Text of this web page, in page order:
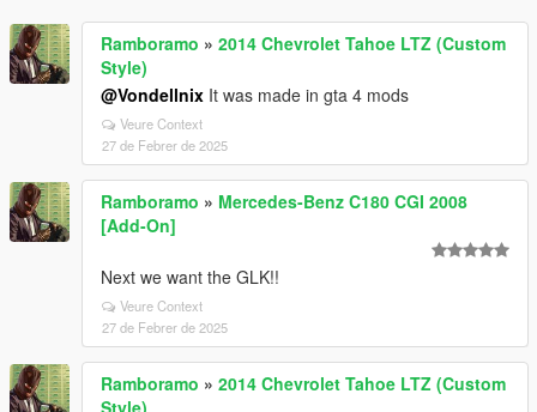
Ramboramo » 2014 Chevrolet Tahoe LTZ (Custom
Style)
@Vondellnix It was made in gta 4 mods
Veure Context
27 de Febrer de 2025
Ramboramo » Mercedes-Benz C180 CGI 2008
[Add-On]
Next we want the GLK!!
Veure Context
27 de Febrer de 2025
Ramboramo » 2014 Chevrolet Tahoe LTZ (Custom
Style)